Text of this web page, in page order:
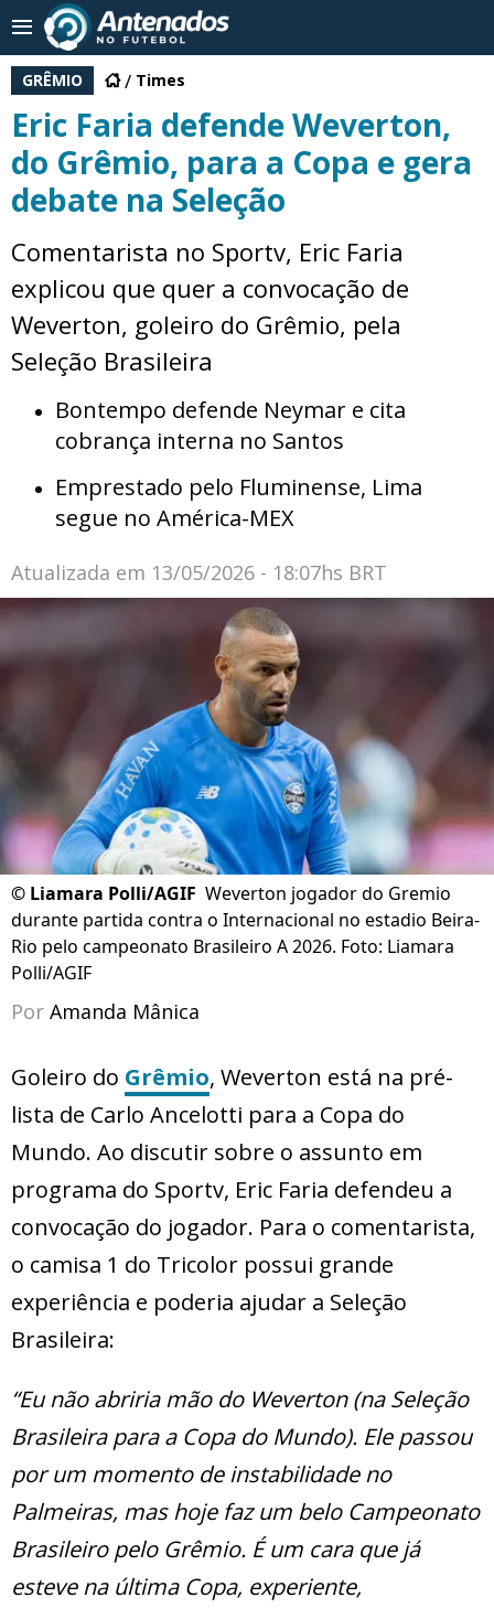
GRÊMIO Times
Eric Faria defende Weverton,
do Grêmio, para a Copa e gera
debate na Seleção
Comentarista no Sportv, Eric Faria
explicou que quer a convocação de
Weverton, goleiro do Grêmio, pela
Seleção Brasileira
Bontempo defende Neymar e cita
cobrança interna no Santos
Emprestado pelo Fluminense, Lima
segue no América-MEX
Atualizada em 13/05/2026 - 18:07hs BRT
© Liamara Polli/AGIF Weverton jogador do Gremio
durante partida contra o Internacional no estadio Beira-
Rio pelo campeonato Brasileiro A 2026. Foto: Liamara
Polli/AGIF
Por Amanda Mânica
Goleiro do Grêmio, Weverton está na pré-
lista de Carlo Ancelotti para a Copa do
Mundo. Ao discutir sobre o assunto em
programa do Sportv, Eric Faria defendeu a
convocação do jogador. Para o comentarista,
o camisa 1 do Tricolor possui grande
experiência e poderia ajudar a Seleção
Brasileira:
“Eu não abriria mão do Weverton (na Seleção
Brasileira para a Copa do Mundo). Ele passou
por um momento de instabilidade no
Palmeiras, mas hoje faz um belo Campeonato
Brasileiro pelo Grêmio. É um cara que já
esteve na última Copa, experiente,